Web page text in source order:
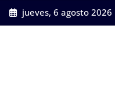
Saltar
al
jueves, 6 agosto 2026